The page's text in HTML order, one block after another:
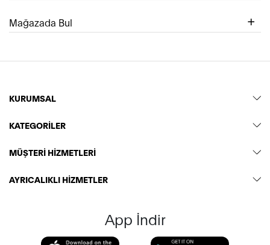
Mağazada Bul
KURUMSAL
KATEGORİLER
MÜŞTERİ HİZMETLERİ
AYRICALIKLI HİZMETLER
App İndir